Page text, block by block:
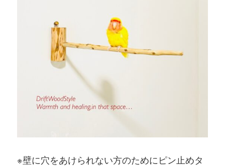
※壁に穴をあけられない方のためにピン止めタ